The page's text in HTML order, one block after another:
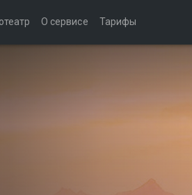
О сервисе Тарифы